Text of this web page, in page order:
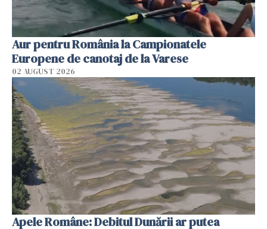
Aur pentru România la Campionatele
Europene de canotaj de la Varese
02 AUGUST 2026
Apele Române: Debitul Dunării ar putea